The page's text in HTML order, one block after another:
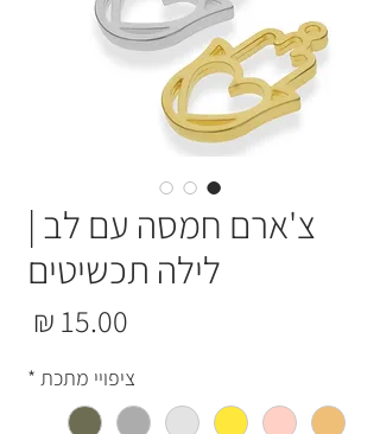
צ'ארם חמסה עם לב |
לילה תכשיטים
ציפויי מתכת *